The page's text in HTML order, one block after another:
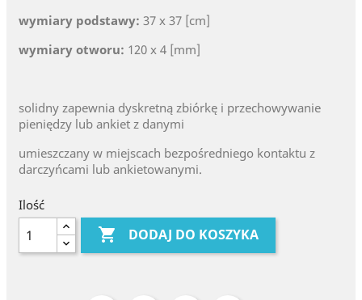
wymiary podstawy: 37 x 37 [cm]
wymiary otworu: 120 x 4 [mm]
solidny zapewnia dyskretną zbiórkę i przechowywanie
pieniędzy lub ankiet z danymi
umieszczany w miejscach bezpośredniego kontaktu z
darczyńcami lub ankietowanymi.
Ilość
 DODAJ DO KOSZYKA